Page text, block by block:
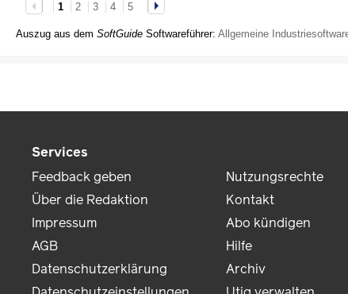
1
2 3 4 5
Auszug aus dem SoftGuide Softwareführer: Allgemeine
Services
Feedback geben
Über die Redaktion
Impressum
AGB
Datenschutzerklärung
Nutzungsrechte
Kontakt
Abo kündigen
Hilfe
Archiv